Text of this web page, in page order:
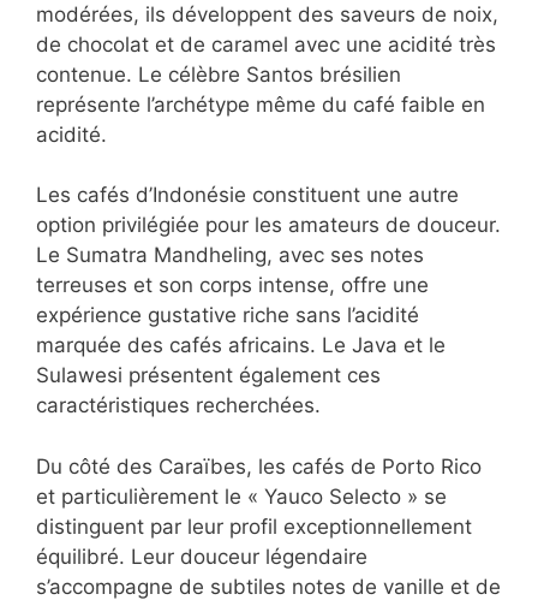
modérées, ils développent des saveurs de noix,
de chocolat et de caramel avec une acidité très
contenue. Le célèbre Santos brésilien
représente l’archétype même du café faible en
acidité.
Les cafés d’Indonésie constituent une autre
option privilégiée pour les amateurs de douceur.
Le Sumatra Mandheling, avec ses notes
terreuses et son corps intense, offre une
expérience gustative riche sans l’acidité
marquée des cafés africains. Le Java et le
Sulawesi présentent également ces
caractéristiques recherchées.
Du côté des Caraïbes, les cafés de Porto Rico
et particulièrement le « Yauco Selecto » se
distinguent par leur profil exceptionnellement
équilibré. Leur douceur légendaire
s’accompagne de subtiles notes de vanille et de